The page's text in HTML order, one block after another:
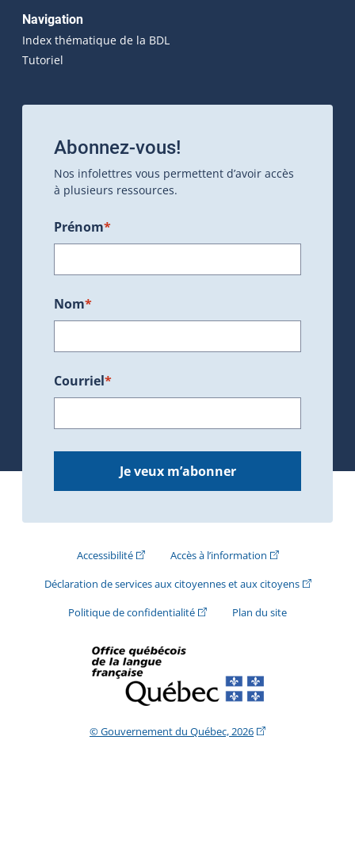
Navigation
Index thématique de la BDL
Tutoriel
Abonnez-vous!
Nos infolettres vous permettent d’avoir accès
à plusieurs ressources.
Prénom*
Nom*
Courriel*
Je veux m’abonner
Accessibilité(Cet hyperlien externe s'ouvrira dans une
Accès à l’information(Cet hyperlien
Déclaration de services aux citoyennes et aux citoyens(Cet
Politique de confidentialité(Cet hyperlien externe s'ouvrira
Plan du site
© Gouvernement du Québec, 2026(Cet hyperlien